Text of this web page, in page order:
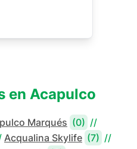
en Acapulco
Marqués (0) //
Acqualina Skylife (7) //